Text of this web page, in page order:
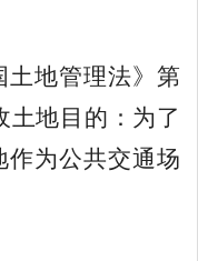
土地管理法》第
土地目的：为了
作为公共交通场